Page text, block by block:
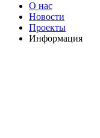
О нас
Новости
Проекты
Информация